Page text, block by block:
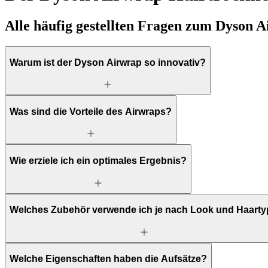
Alle häufig gestellten Fragen zum Dyson
Warum ist der Dyson Airwrap so innovativ?
Was sind die Vorteile des Airwraps?
Wie erziele ich ein optimales Ergebnis?
Welches Zubehör verwende ich je nach Look und
Welche Eigenschaften haben die Aufsätze?